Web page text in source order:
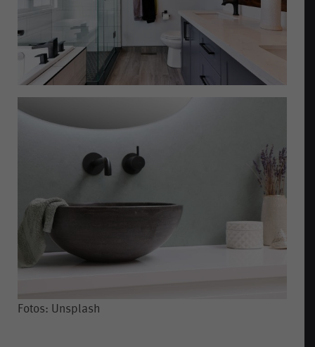
Fotos: Unsplash